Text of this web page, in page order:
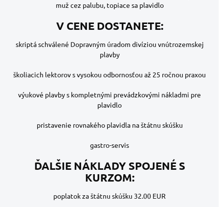
muž cez palubu, topiace sa plavidlo
V CENE DOSTANETE:
skriptá schválené Dopravným úradom divíziou vnútrozemskej
plavby
školiacich lektorov s vysokou odbornosťou až 25 ročnou praxou
výukové plavby s kompletnými prevádzkovými nákladmi pre
plavidlo
pristavenie rovnakého plavidla na štátnu skúšku
gastro-servis
ĎALŠIE NÁKLADY SPOJENÉ S
KURZOM:
poplatok za štátnu skúšku 32.00 EUR